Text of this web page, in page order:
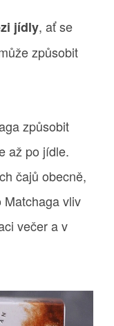
jídly, ať se
způsobit
způsobit
až po jídle.
čajů obecně,
Matchaga vliv
večer a v